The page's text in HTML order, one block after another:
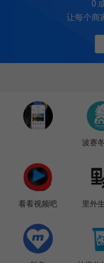
0
让每个商
波赛
看看视频吧 里外